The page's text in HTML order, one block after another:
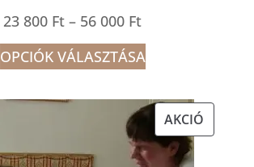
23 800 Ft – 56 000 FtÁrtartomány:
23
800 Ft
-
000 Ft
OPCIÓK VÁLASZTÁSA
AKCIÓ